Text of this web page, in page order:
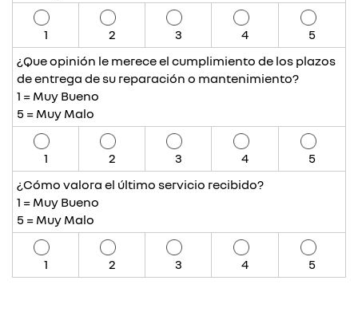
1 2 3 4
5
¿Que opinión le merece el cumplimiento de los plazos
de entrega de su reparación o mantenimiento?
1 = Muy Bueno
5 = Muy Malo
1 2 3 4
5
¿Cómo valora el último servicio recibido?
1 = Muy Bueno
5 = Muy Malo
1 2 3 4 5